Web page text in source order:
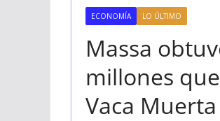
ECONOMÍA LO ÚLTIMO
Massa
millones
Vaca Muerta